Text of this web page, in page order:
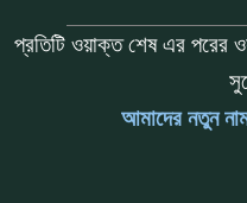
প্রতিটি ওয়াক্ত শেষ এর
আমাদের নতুন